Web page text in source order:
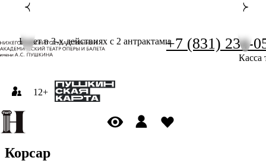
+7 (831) 234-
Касса
Балет в 3-х действиях с 2 антрактами
12+
Корсар